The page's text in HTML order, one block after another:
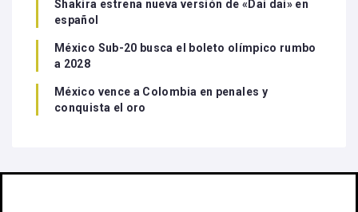
Shakira estrena nueva versión de «Dai dai» en
español
México Sub-20 busca el boleto olímpico rumbo
a 2028
México vence a Colombia en penales y
conquista el oro